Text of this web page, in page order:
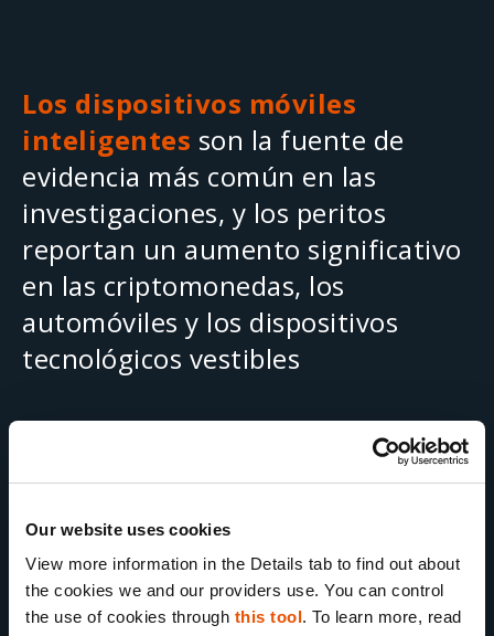
Our website uses cookies
View more information in the Details tab to find out about
the cookies we and our providers use. You can control
the use of cookies through this tool. To learn more, read
Los dispositivos móviles
inteligentes son la fuente de
evidencia más común en las
investigaciones, y los peritos
reportan un aumento significativo
en las criptomonedas, los
automóviles y los dispositivos
tecnológicos vestibles
52%
de los peritos creen que los
retrasos en los casos han